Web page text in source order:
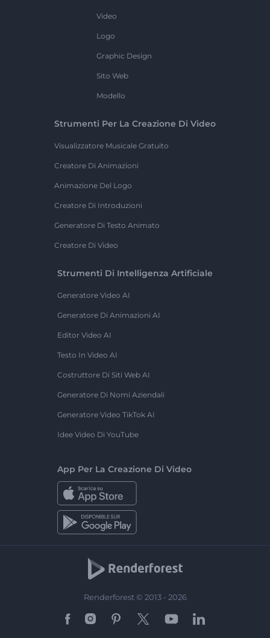
Video
Logo
Graphic Design
Sito Web
Modello
Strumenti Per La Creazione Di Video
Visualizzatore Musicale Gratuito
Creatore Di Animazioni
Animazione Del Logo
Creatore Di Introduzioni
Generatore Di Testo Animato
Creatore Di Video
Strumenti Di Intelligenza Artificiale
Generatore Video AI
Generatore Di Animazioni AI
Editor Video AI
Testo In Video AI
Costruttore Di Siti Web AI
Generatore Di Nomi Aziendali
Generatore Video TikTok AI
Idee Video Di YouTube
App Per La Creazione Di Video
Renderforest © 2013 - 2026